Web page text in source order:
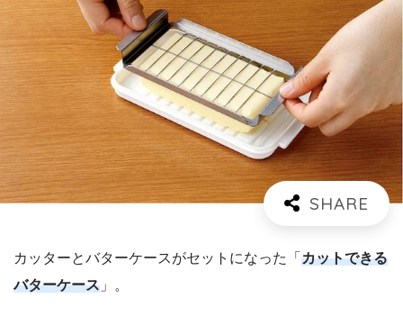
カッターとバターケースがセットになった「 カットできる
バターケース 」。